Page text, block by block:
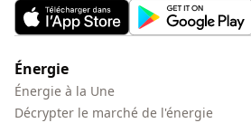
Énergie
Énergie à la Une
Décrypter le marché de l'énergie